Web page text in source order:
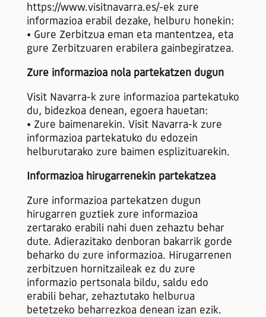
https://www.visitnavarra.es/-ek zure
informazioa erabil dezake, helburu honekin:
• Gure Zerbitzua eman eta mantentzea, eta
gure Zerbitzuaren erabilera gainbegiratzea.
Zure informazioa nola partekatzen dugun
Visit Navarra-k zure informazioa partekatuko
du, bidezkoa denean, egoera hauetan:
• Zure baimenarekin. Visit Navarra-k zure
informazioa partekatuko du edozein
helburutarako zure baimen esplizituarekin.
Informazioa hirugarrenekin partekatzea
Zure informazioa partekatzen dugun
hirugarren guztiek zure informazioa
zertarako erabili nahi duen zehaztu behar
dute. Adierazitako denboran bakarrik gorde
beharko du zure informazioa. Hirugarrenen
zerbitzuen hornitzaileak ez du zure
informazio pertsonala bildu, saldu edo
erabili behar, zehaztutako helburua
betetzeko beharrezkoa denean izan ezik.